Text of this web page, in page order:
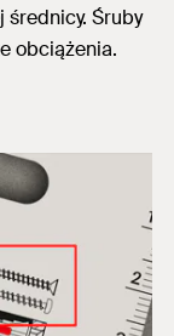
średnicy. Śruby
obciążenia.